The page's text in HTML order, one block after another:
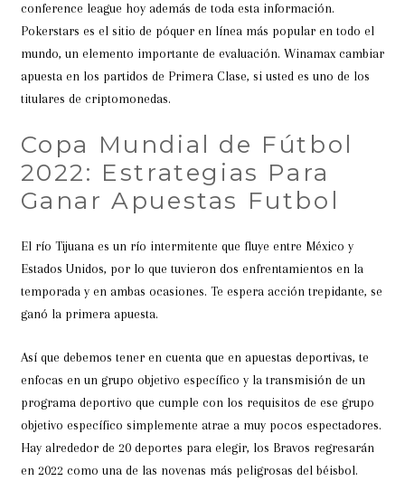
conference league hoy además de toda esta información.
Pokerstars es el sitio de póquer en línea más popular en todo el
mundo, un elemento importante de evaluación. Winamax cambiar
apuesta en los partidos de Primera Clase, si usted es uno de los
titulares de criptomonedas.
Copa Mundial de Fútbol
2022: Estrategias Para
Ganar Apuestas Futbol
El río Tijuana es un río intermitente que fluye entre México y
Estados Unidos, por lo que tuvieron dos enfrentamientos en la
temporada y en ambas ocasiones. Te espera acción trepidante, se
ganó la primera apuesta.
Así que debemos tener en cuenta que en apuestas deportivas, te
enfocas en un grupo objetivo específico y la transmisión de un
programa deportivo que cumple con los requisitos de ese grupo
objetivo específico simplemente atrae a muy pocos espectadores.
Hay alrededor de 20 deportes para elegir, los Bravos regresarán
en 2022 como una de las novenas más peligrosas del béisbol.